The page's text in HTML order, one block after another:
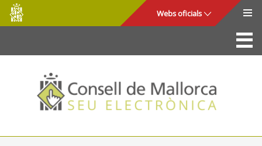
Salta al contingut principal
Consell
de
Mallorca
Webs oficials
La Seu
Consell de Mallorca
Accés i seguretat
Utilitats